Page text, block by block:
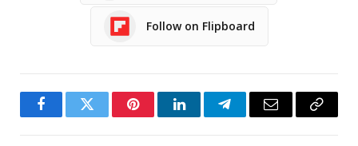
Follow on Flipboard
FacebookTwitter PinterestLinkedInTelegramEmail
Copy